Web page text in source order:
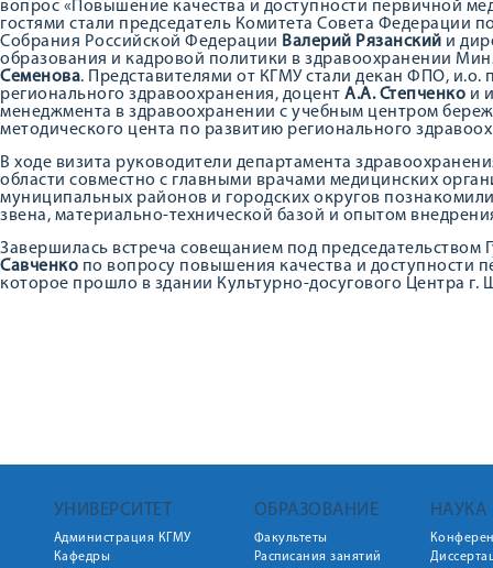
вопрос «Повышение качества и доступности первичной
гостями стали председатель Комитета Совета Федерации
Собрания Российской Федерации Валерий Рязанский и
образования и кадровой политики в здравоохранении
Семенова. Представителями от КГМУ стали декан ФПО,
регионального здравоохранения, доцент А.А. Степченко и
менеджмента в здравоохранении с учебным центром
методического цента по развитию регионального
В ходе визита руководители департамента
области совместно с главными врачами медицинских
муниципальных районов и городских округов
звена, материально-технической базой и опытом
Завершилась встреча совещанием под председательством
Савченко по вопросу повышения качества и доступности
которое прошло в здании Культурно-досугового Центра г.
УНИВЕРСИТЕТ
Администрация КГМУ
Кафедры
ОБРАЗОВАНИЕ
Факультеты
Расписания занятий
НАУКА